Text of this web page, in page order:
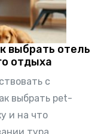
выбрать отель
отдыха
с
выбрать pet-
и на что